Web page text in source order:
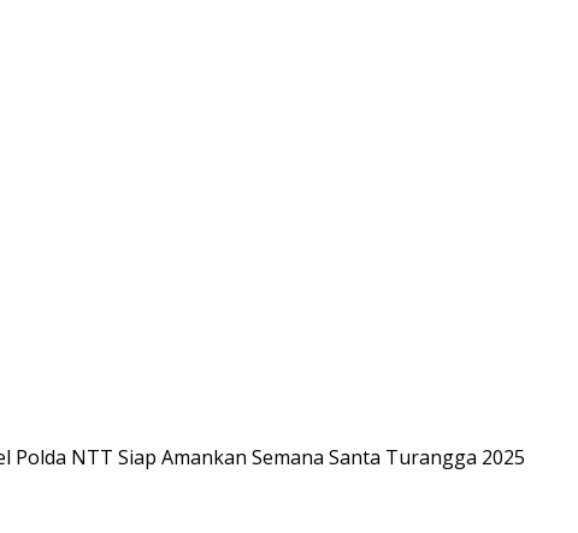
Polda NTT Siap Amankan Semana Santa Turangga 2025